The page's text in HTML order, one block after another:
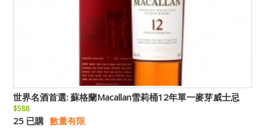
世界名酒首選: 蘇格蘭Macallan雪莉桶12年單一麥芽威士忌
$588
25 已購 數量有限